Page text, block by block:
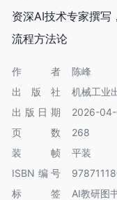
资深AI技术专家撰写
流程方法论
作者
陈峰
出版社
机械工业
出版日期
2026-04-
页数
268
装帧
平装
ISBN编号
标签
AI教研图